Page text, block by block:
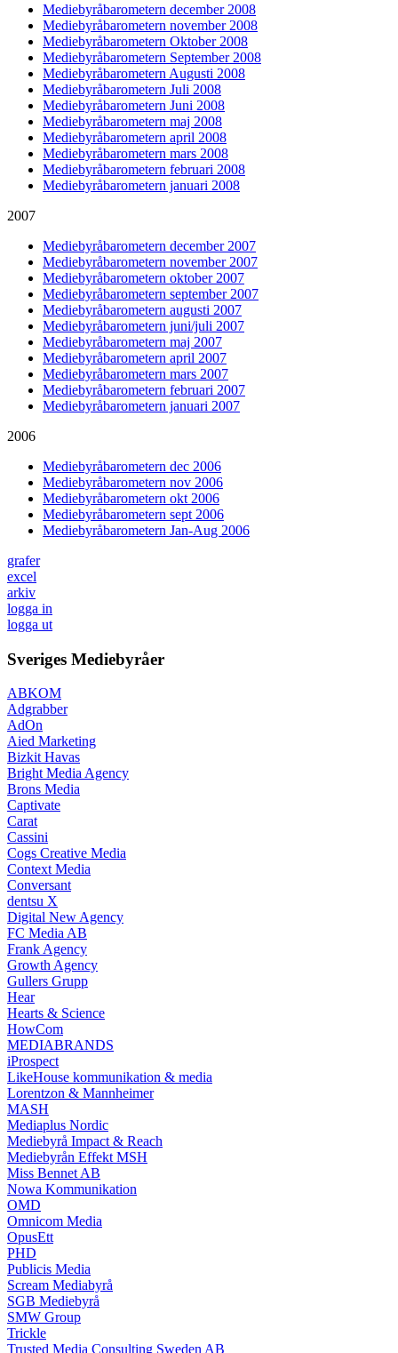
Mediebyråbarometern december 2008
Mediebyråbarometern november 2008
Mediebyråbarometern Oktober 2008
Mediebyråbarometern September 2008
Mediebyråbarometern Augusti 2008
Mediebyråbarometern Juli 2008
Mediebyråbarometern Juni 2008
Mediebyråbarometern maj 2008
Mediebyråbarometern april 2008
Mediebyråbarometern mars 2008
Mediebyråbarometern februari 2008
Mediebyråbarometern januari 2008
2007
Mediebyråbarometern december 2007
Mediebyråbarometern november 2007
Mediebyråbarometern oktober 2007
Mediebyråbarometern september 2007
Mediebyråbarometern augusti 2007
Mediebyråbarometern juni/juli 2007
Mediebyråbarometern maj 2007
Mediebyråbarometern april 2007
Mediebyråbarometern mars 2007
Mediebyråbarometern februari 2007
Mediebyråbarometern januari 2007
2006
Mediebyråbarometern dec 2006
Mediebyråbarometern nov 2006
Mediebyråbarometern okt 2006
Mediebyråbarometern sept 2006
Mediebyråbarometern Jan-Aug 2006
grafer
excel
arkiv
logga in
logga ut
Sveriges Mediebyråer
ABKOM
Adgrabber
AdOn
Aied Marketing
Bizkit Havas
Bright Media Agency
Brons Media
Captivate
Carat
Cassini
Cogs Creative Media
Context Media
Conversant
dentsu X
Digital New Agency
FC Media AB
Frank Agency
Growth Agency
Gullers Grupp
Hear
Hearts & Science
HowCom
MEDIABRANDS
iProspect
LikeHouse kommunikation & media
Lorentzon & Mannheimer
MASH
Mediaplus Nordic
Mediebyrå Impact & Reach
Mediebyrån Effekt MSH
Miss Bennet AB
Nowa Kommunikation
OMD
Omnicom Media
OpusEtt
PHD
Publicis Media
Scream Mediabyrå
SGB Mediebyrå
SMW Group
Trickle
Trusted Media Consulting Sweden AB